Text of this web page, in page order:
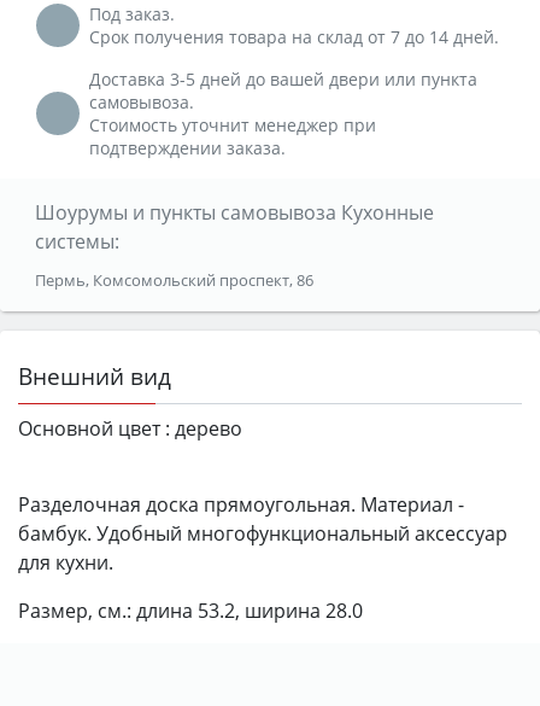
Под заказ.
Срок получения товара на склад от 7 до 14 дней.
Доставка 3-5 дней до вашей двери или пункта
самовывоза.
Стоимость уточнит менеджер при
подтверждении заказа.
Шоурумы и пункты самовывоза Кухонные
системы:
Пермь, Комсомольский проспект, 86
Внешний вид
Основной цвет : дерево
Разделочная доска прямоугольная. Материал -
бамбук. Удобный многофункциональный аксессуар
для кухни.
Размер, см.: длина 53.2, ширина 28.0